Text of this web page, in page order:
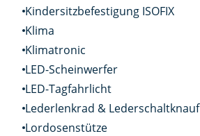
Kindersitzbefestigung ISOFIX
Klima
Klimatronic
LED-Scheinwerfer
LED-Tagfahrlicht
Lederlenkrad & Lederschaltknauf
Lordosenstütze